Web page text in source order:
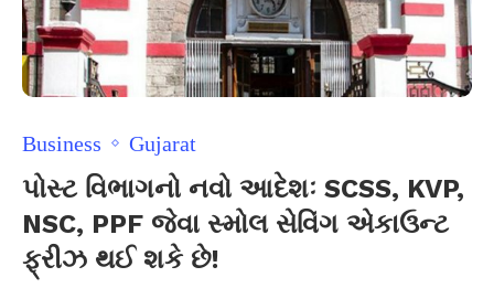
Business Gujarat
પોસ્ટ વિભાગનો નવો આદેશઃ SCSS, KVP,
NSC, PPF જેવા સ્મોલ સેવિંગ એકાઉન્ટ
ફ્રીઝ થઈ શકે છે!